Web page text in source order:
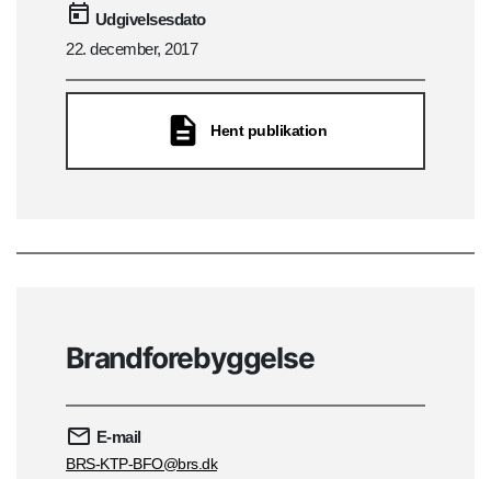
Udgivelsesdato
22. december, 2017
Hent publikation
Brandforebyggelse
E-mail
BRS-KTP-BFO@brs.dk